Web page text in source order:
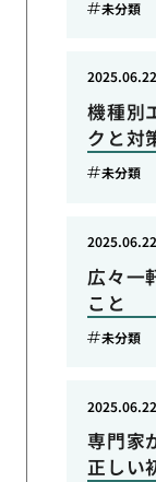
未分類
機種別
クと対
2025.06.22
未分類
広々一
こと
2025.06.22
未分類
専門家
正しい
2025.06.22